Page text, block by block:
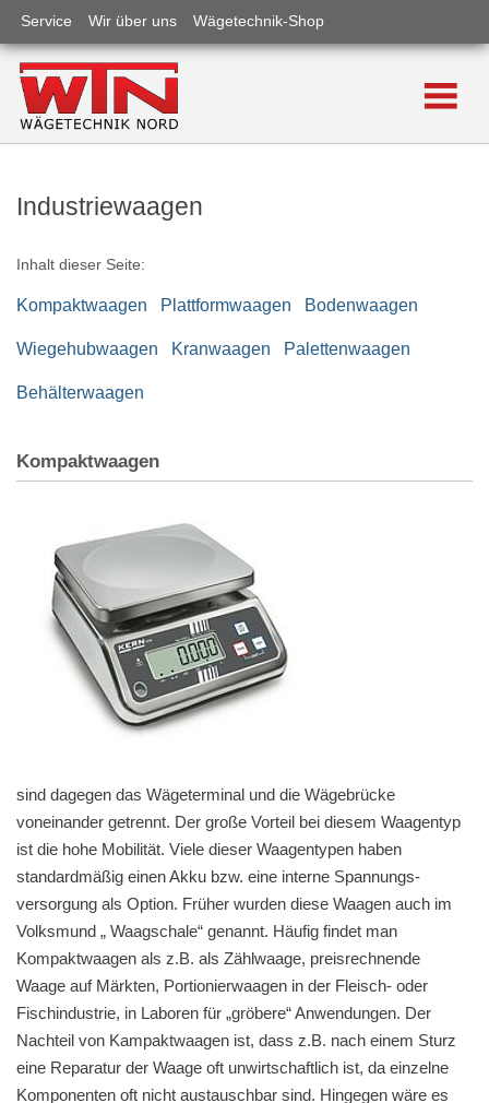
Close submenu Produkte
Laborwaagen
Leih- / Mietwaagen
Zählwaagen
Feuchtebestimmer
Wägezellen
Ladenwaagen
Fahrzeugwaagen
Zubehör für Waagen
Kraftmessgeräte
Service Wir über uns Wägetechnik-Shop
Industriewaagen
Inhalt dieser Seite:
Kompaktwaagen Plattformwaagen Bodenwaagen
Wiegehubwaagen Kranwaagen Palettenwaagen
Behälterwaagen
Kompaktwaagen
sind dagegen das Wägeterminal und die Wägebrücke
voneinander getrennt. Der große Vorteil bei diesem Waagentyp
ist die hohe Mobilität. Viele dieser Waagentypen haben
standardmäßig einen Akku bzw. eine interne Spannungs­
versorgung als Option. Früher wurden diese Waagen auch im
Volksmund „ Waagschale“ genannt. Häufig findet man
Kompaktwaagen als z.B. als Zählwaage, preis­rechnende
Waage auf Märkten, Portionier­waagen in der Fleisch- oder
Fischindustrie, in Laboren für „gröbere“ Anwendungen. Der
Nachteil von Kampaktwaagen ist, dass z.B. nach einem Sturz
eine Reparatur der Waage oft unwirtschaftlich ist, da einzelne
Komponenten oft nicht austauschbar sind. Hingegen wäre es